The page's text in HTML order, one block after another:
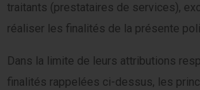
traitants (prestataires de services),
réaliser les finalités de la présente
Dans la limite de leurs attributions
finalités rappelées ci-dessus, les